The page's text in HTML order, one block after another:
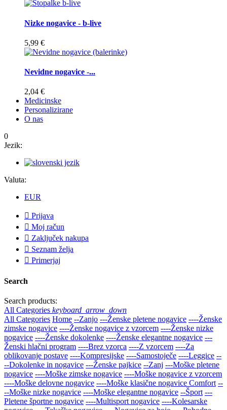
Nizke nogavice - b-live
5,99 €
Nevidne nogavice -...
2,04 €
Medicinske
Personalizirane
O nas
0
Jezik:
Valuta:
EUR
 Prijava
 Moj račun
 Zaključek nakupa
 Seznam želja
 Primerjaj
Search
Search products:
All Categories keyboard_arrow_down
All Categories Home --Zanjo ---Ženske pletene nogavice ----Ženske
zimske nogavice ----Ženske nogavice z vzorcem ----Ženske nizke
nogavice ----Ženske dokolenke ----Ženske elegantne nogavice ---
Ženski hlačni program ----Brez vzorca ----Z vzorcem ----Za
oblikovanje postave ----Kompresijske ----Samostoječe ----Leggice --
--Dokolenke in nogavice ---Ženske pajkice --Zanj ---Moške pletene
nogavice ----Moške zimske nogavice ----Moške nogavice z vzorcem
----Moške delovne nogavice ----Moške klasične nogavice Comfort --
--Moške nizke nogavice ----Moške elegantne nogavice --Šport ---
Pletene športne nogavice ----Multisport nogavice ----Kolesarske